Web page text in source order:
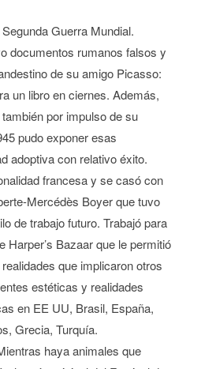
Guerra Mundial.
documentos rumanos falsos y
de su amigo Picasso:
un libro en ciernes. Además,
por impulso de su
pudo exponer esas
adoptiva con relativo éxito.
francesa y se casó con
Mercédès Boyer que tuvo
de trabajo futuro. Trabajó para
Harper’s Bazaar que le permitió
que implicaron otros
estéticas y realidades
en EE UU, Brasil, España,
Grecia, Turquía.
haya animales que